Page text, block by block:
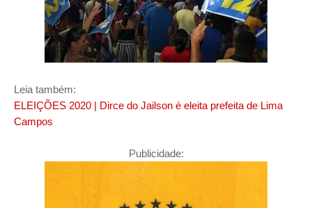
Leia também:
ELEIÇÕES 2020 | Dirce do Jailson é eleita prefeita de Lima
Campos
Publicidade: